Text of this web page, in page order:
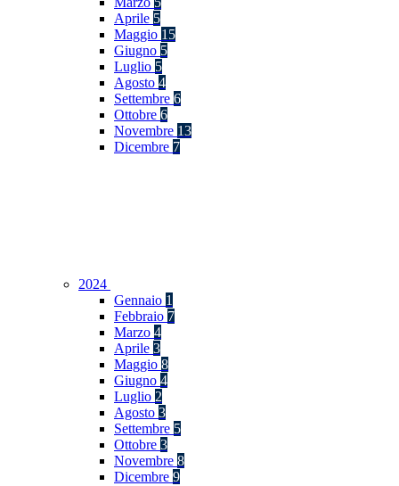
Aprile 5
Maggio 15
Giugno 5
Luglio 5
Agosto 4
Settembre 6
Ottobre 6
Novembre 13
Dicembre 7
2024
Gennaio 1
Febbraio 7
Marzo 4
Aprile 3
Maggio 8
Giugno 4
Luglio 2
Agosto 3
Settembre 5
Ottobre 3
Novembre 8
Dicembre 9